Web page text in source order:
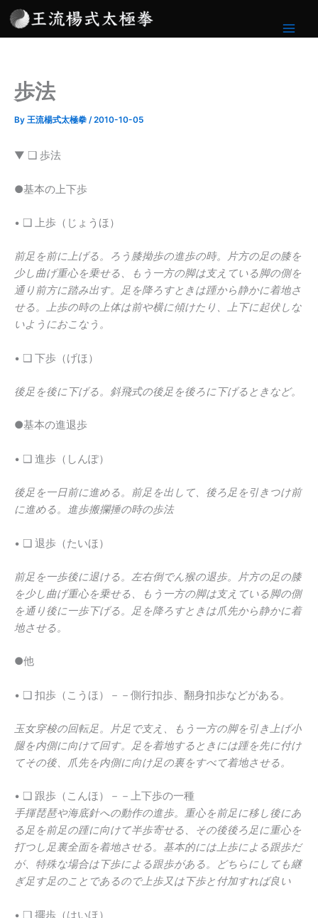
を
歩法
By 王流楊式太極拳 /2010-10-05
▼ ❑ 歩法
●基本の上下歩
• ❑ 上歩（じょうほ）
前足を前に上げる。ろう膝拗歩の進歩の時。片方の足の膝を
少し曲げ重心を乗せる、もう一方の脚は支えている脚の側を
通り前方に踏み出す。足を降ろすときは踵から静かに着地さ
せる。上歩の時の上体は前や横に傾けたり、上下に起伏しな
いようにおこなう。
• ❑ 下歩（げほ）
後足を後に下げる。斜飛式の後足を後ろに下げるときなど。
●基本の進退歩
• ❑ 進歩（しんぽ）
後足を一日前に進める。前足を出して、後ろ足を引きつけ前
に進める。進歩搬攔捶の時の歩法
• ❑ 退歩（たいほ）
前足を一歩後に退ける。左右倒でん猴の退歩。片方の足の膝
を少し曲げ重心を乗せる、もう一方の脚は支えている脚の側
を通り後に一歩下げる。足を降ろすときは爪先から静かに着
地させる。
●他
• ❑ 扣歩（こうほ）－－側行扣歩、翻身扣歩などがある。
玉女穿梭の回転足。片足で支え、もう一方の脚を引き上げ小
腿を内側に向けて回す。足を着地するときには踵を先に付け
てその後、爪先を内側に向け足の裏をすべて着地させる。
• ❑ 跟歩（こんほ）－－上下歩の一種
手揮琵琶や海底針への動作の進歩。重心を前足に移し後にあ
る足を前足の踵に向けて半歩寄せる、その後後ろ足に重心を
打つし足裏全面を着地させる。基本的には上歩による跟歩だ
が、特殊な場合は下歩による跟歩がある。どちらにしても継
ぎ足す足のことであるので上歩又は下歩と付加すれば良い
• ❑ 擺歩（はいほ）